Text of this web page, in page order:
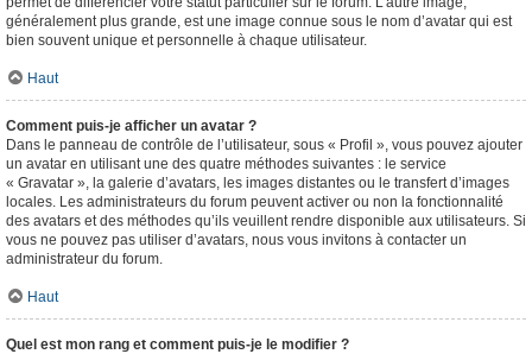
généralement plus grande, est une image connue sous le nom d’avatar qui est
bien souvent unique et personnelle à chaque utilisateur.
Haut
Comment puis-je afficher un avatar ?
Dans le panneau de contrôle de l’utilisateur, sous « Profil », vous pouvez ajouter
un avatar en utilisant une des quatre méthodes suivantes : le service
« Gravatar », la galerie d’avatars, les images distantes ou le transfert d’images
locales. Les administrateurs du forum peuvent activer ou non la fonctionnalité
des avatars et des méthodes qu’ils veuillent rendre disponible aux utilisateurs. Si
vous ne pouvez pas utiliser d’avatars, nous vous invitons à contacter un
administrateur du forum.
Haut
Quel est mon rang et comment puis-je le modifier ?